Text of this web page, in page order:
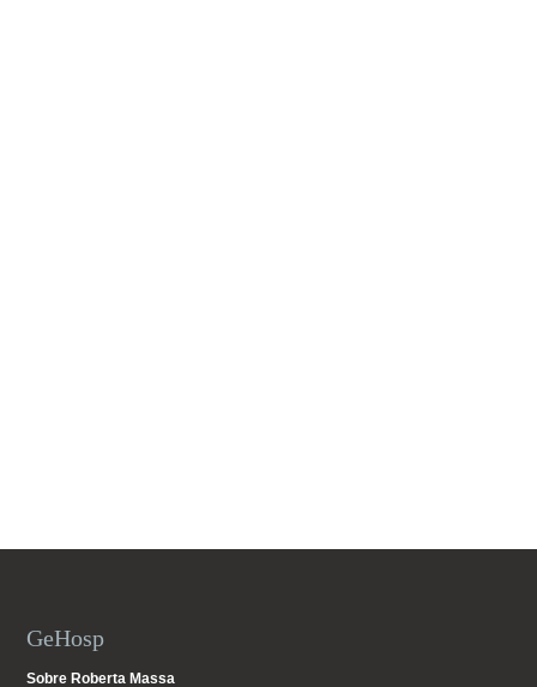
GeHosp
Sobre Roberta Massa